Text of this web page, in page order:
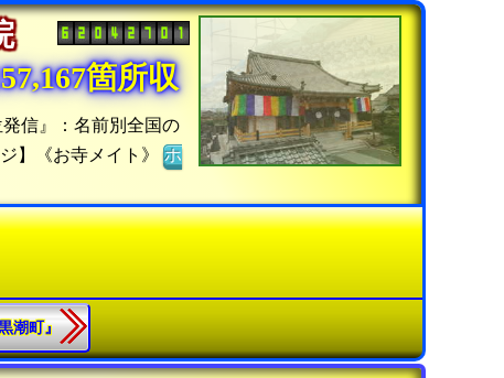
箇所収
信』：名前別全国の
】《お寺メイト》ホ
潮町』